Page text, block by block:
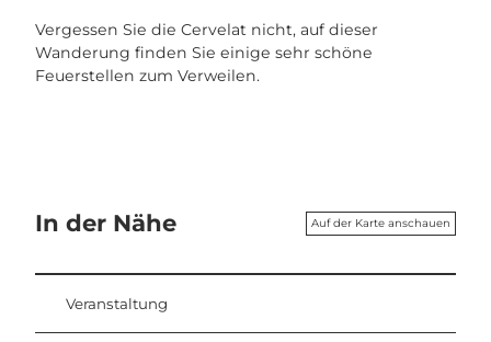
Vergessen Sie die Cervelat nicht, auf dieser
Wanderung finden Sie einige sehr schöne
Feuerstellen zum Verweilen.
In der Nähe Auf der Karte anschauen
Veranstaltung